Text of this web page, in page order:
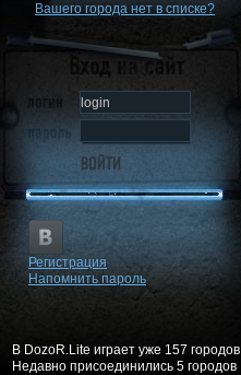
Вашего города нет в списке?
Регистрация
Напомнить пароль
В DozoR.Lite играет уже 157 городов
Недавно присоединились 5 городов